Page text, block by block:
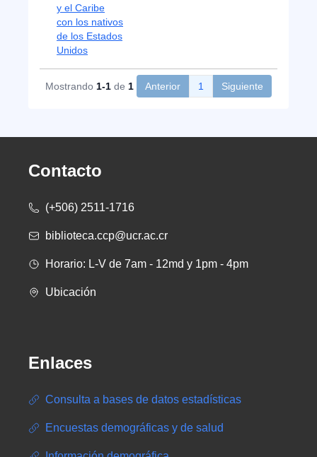
y el Caribe
con los nativos
de los Estados
Unidos
Mostrando 1-1 de 1 Anterior 1 Siguiente
Contacto
(+506) 2511-1716
biblioteca.ccp@ucr.ac.cr
Horario: L-V de 7am - 12md y 1pm - 4pm
Ubicación
Enlaces
Consulta a bases de datos estadísticas
Encuestas demográficas y de salud